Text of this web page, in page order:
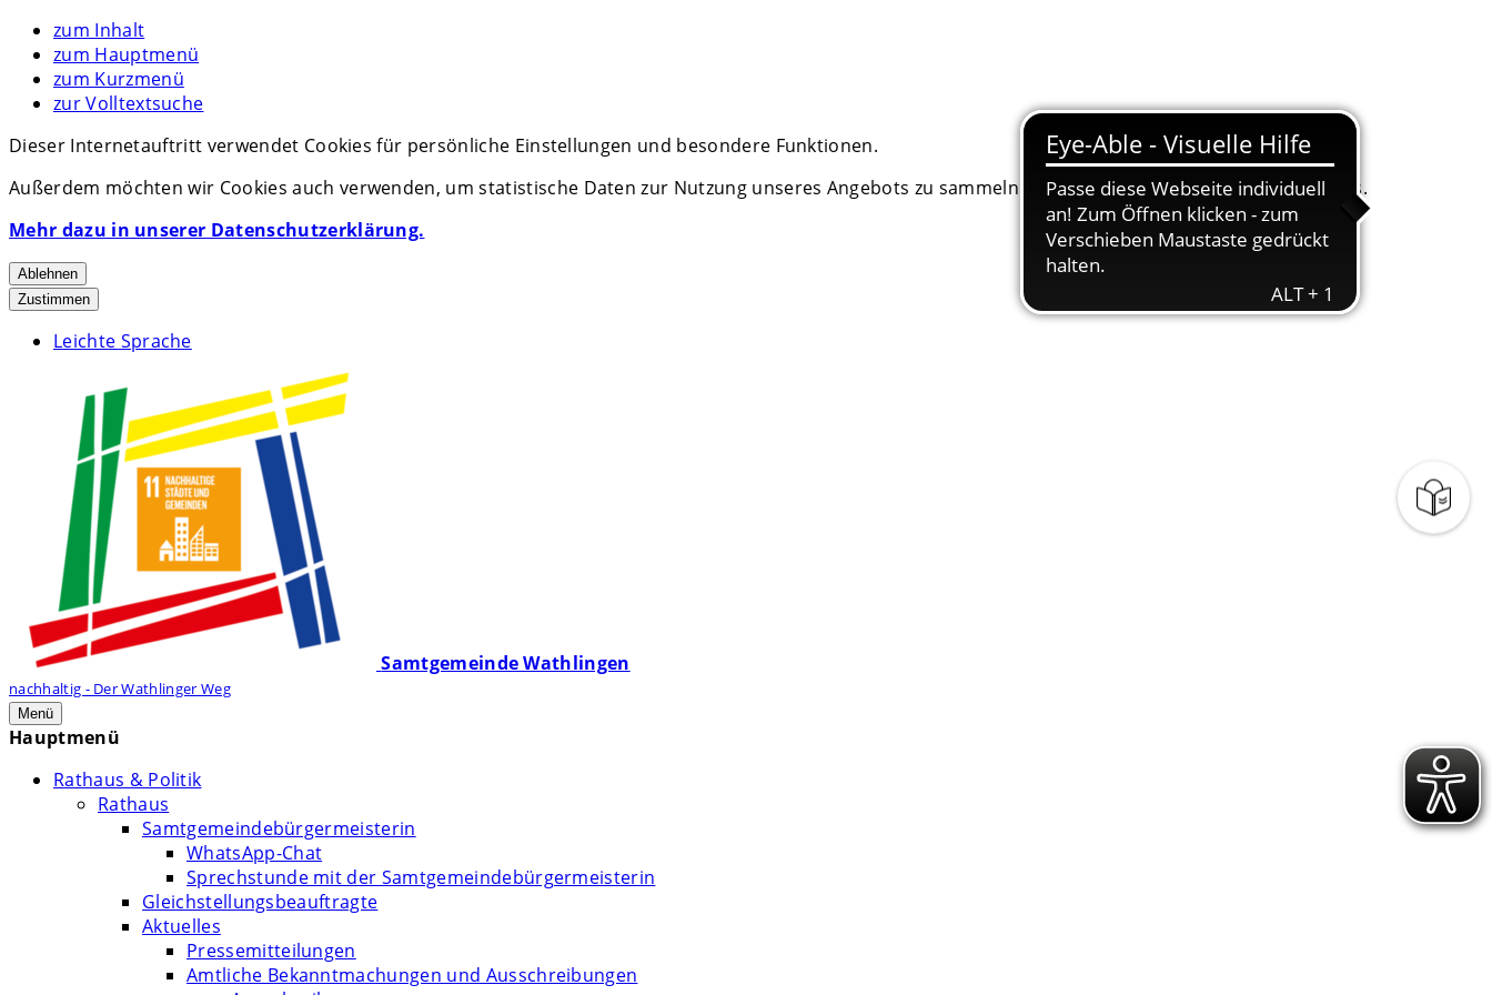
zum Inhalt
zum Hauptmenü
zum Kurzmenü
zur Volltextsuche
Dieser Internetauftritt verwendet Cookies für persönliche Einstellungen und besondere Funktionen.
Außerdem möchten wir Cookies auch verwenden, um statistische Daten zur Nutzung unseres Angebots zu sammeln. Dafür bitten wir um Ihr Einverständnis.
Mehr dazu in unserer Datenschutzerklärung.
Ablehnen
Zustimmen
Leichte Sprache
Samtgemeinde Wathlingen
nachhaltig - Der Wathlinger Weg
Menü
Hauptmenü
Rathaus & Politik
Rathaus
Samtgemeindebürgermeisterin
WhatsApp-Chat
Sprechstunde mit der Samtgemeindebürgermeisterin
Gleichstellungsbeauftragte
Aktuelles
Pressemitteilungen
Amtliche Bekanntmachungen und Ausschreibungen